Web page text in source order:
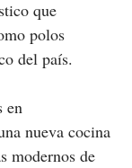
que
polos
del país.
en
nueva cocina
modernos de